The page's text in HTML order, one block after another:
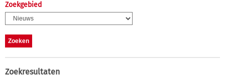
Zoekgebied
Zoekresultaten